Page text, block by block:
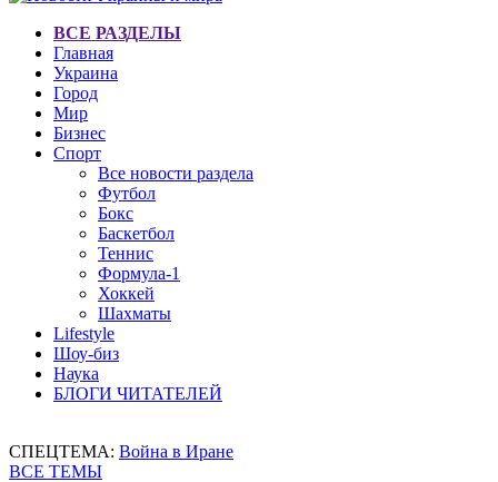
ВСЕ РАЗДЕЛЫ
Главная
Украина
Город
Мир
Бизнес
Спорт
Все новости раздела
Футбол
Бокс
Баскетбол
Теннис
Формула-1
Хоккей
Шахматы
Lifestyle
Шоу-биз
Наука
БЛОГИ ЧИТАТЕЛЕЙ
СПЕЦТЕМА: Война в Иране
ВСЕ ТЕМЫ